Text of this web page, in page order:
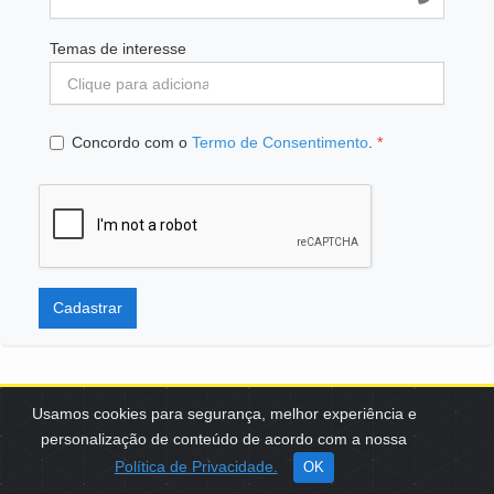
Usamos cookies para segurança, melhor experiência e
personalização de conteúdo de acordo com a nossa
Política de Privacidade.
OK
Temas de interesse
Concordo com o Termo de Consentimento *
Cadastrar
SCES, TRECHO 02, LOTE 22 CEP: 70200-002 | BRASÍLIA (DF) | +55
61 3108-7000 / FBB@FBB.ORG.BR